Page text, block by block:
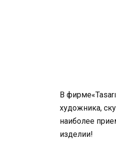
В
художника,
наиболее
изделии!